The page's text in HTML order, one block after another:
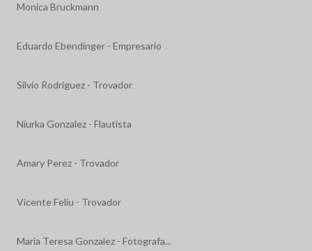
Monica Bruckmann
Eduardo Ebendinger - Empresario
Silvio Rodriguez - Trovador
Niurka Gonzalez - Flautista
Amary Perez - Trovador
Vicente Feliu - Trovador
Maria Teresa Gonzalez - Fotografa...